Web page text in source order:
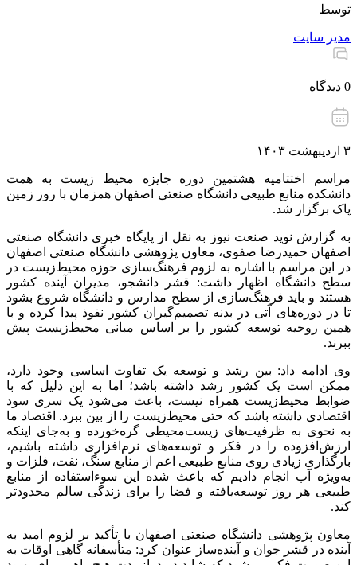
توسط
مدیر سایت
0 دیدگاه
۳ اردیبهشت ۱۴۰۳
مراسم اختتامیه هشتمین دوره جایزه محیط زیست به همت
دانشکده منابع طبیعی دانشگاه صنعتی اصفهان همزمان با روز زمین
پاک برگزار شد.
به گزارش نوید صنعت نیوز به نقل از پایگاه خبری دانشگاه صنعتی
اصفهان حمیدرضا صفوی، معاون پژوهشی دانشگاه صنعتی اصفهان
در این مراسم با اشاره به لزوم فرهنگ‌سازی حوزه محیط‌زیست در
سطح دانشگاه اظهار داشت: قشر دانشجو، مدیران آینده کشور
هستند و باید فرهنگ‌سازی از سطح مدارس و دانشگاه شروع بشود
تا در دوره‌های آتی در بدنه تصمیم‌گیران کشور نفوذ پیدا کرده و با
همین روحیه توسعه کشور را بر اساس مبانی محیط‌زیست پیش
ببرند.
وی ادامه داد: بین رشد و توسعه یک تفاوت اساسی وجود دارد،
ممکن است یک کشور رشد داشته باشد؛ اما به این دلیل که با
ضوابط محیط‌زیست همراه نیست، باعث می‌شود یک سری سود
اقتصادی داشته باشد که حتی محیط‌زیست را از بین ببرد. اقتصاد ما
به نحوی به ظرفیت‌های زیست‌محیطی گره‌خورده و به‌جای اینکه
ارزش‌افزوده را در فکر و توسعه‌های نرم‌افزاری داشته باشیم،
بارگذاری زیادی روی منابع طبیعی اعم از منابع سنگ، نفت، فلزات و
به‌ویژه آب انجام دادیم که باعث شده این سوءاستفاده از منابع
طبیعی هر روز توسعه‌یافته و فضا را برای زندگی سالم محدودتر
کند.
معاون پژوهشی دانشگاه صنعتی اصفهان با تأکید بر لزوم امید به
آینده در قشر جوان و آینده‌ساز عنوان کرد: متأسفانه گاهی اوقات به